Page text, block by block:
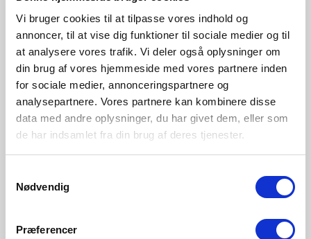
Vi bruger cookies til at tilpasse vores indhold og
annoncer, til at vise dig funktioner til sociale medier og til
at analysere vores trafik. Vi deler også oplysninger om
din brug af vores hjemmeside med vores partnere inden
for sociale medier, annonceringspartnere og
analysepartnere. Vores partnere kan kombinere disse
data med andre oplysninger, du har givet dem, eller som
de har indsamlet fra din brug af deres tjenester.
Nødvendig
Præferencer